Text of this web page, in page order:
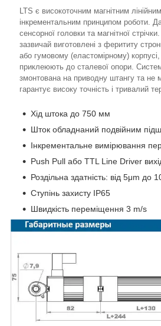
LTS є високоточним магнітним
інкрементальним принципом роботи.
сенсорної головки та магнітної стрічки.
зазвичай виготовлені з ферититу
або гумовому (еластомірному) корпусі,
приклеюють до сталевої опори.
змонтована на приводну штангу та
гарантує високу точність і тривалий
Хід штока до 750 мм
Шток обладнаний подвійним
Інкрементальне вимірювання
Push Pull або TTL Line Driver
Роздільна здатність: від 5μm до
Ступінь захисту IP65
Швидкість переміщення 3 m/s